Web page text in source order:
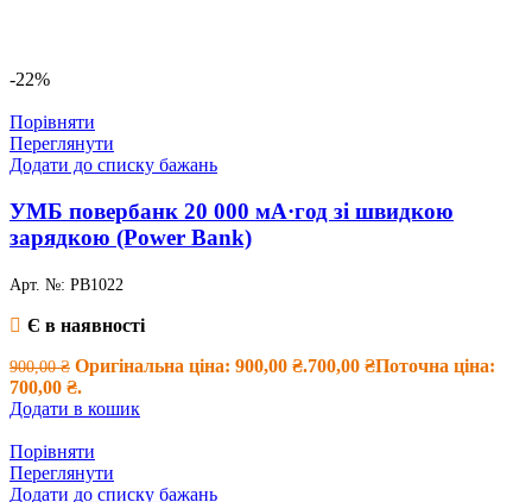
-22%
Порівняти
Переглянути
Додати до списку бажань
УМБ повербанк 20 000 мА·год зі швидкою
зарядкою (Power Bank)
Арт. №: PB1022
Є в наявності
900,00₴ Оригінальна ціна: 900,00 ₴.700,00 ₴Поточна ціна:
700,00 ₴.
Додати в кошик
Порівняти
Переглянути
Додати до списку бажань